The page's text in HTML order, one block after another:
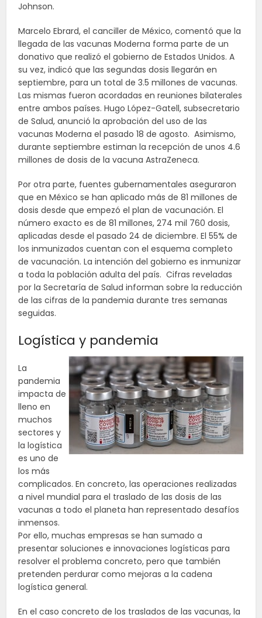
Johnson.
Marcelo Ebrard, el canciller de México, comentó que la
llegada de las vacunas Moderna forma parte de un
donativo que realizó el gobierno de Estados Unidos. A
su vez, indicó que las segundas dosis llegarán en
septiembre, para un total de 3.5 millones de vacunas.
Las mismas fueron acordadas en reuniones bilaterales
entre ambos países. Hugo López-Gatell, subsecretario
de Salud, anunció la aprobación del uso de las
vacunas Moderna el pasado 18 de agosto. Asimismo,
durante septiembre estiman la recepción de unos 4.6
millones de dosis de la vacuna AstraZeneca.
Por otra parte, fuentes gubernamentales aseguraron
que en México se han aplicado más de 81 millones de
dosis desde que empezó el plan de vacunación. El
número exacto es de 81 millones, 274 mil 760 dosis,
aplicadas desde el pasado 24 de diciembre. El 55% de
los inmunizados cuentan con el esquema completo
de vacunación. La intención del gobierno es inmunizar
a toda la población adulta del país. Cifras reveladas
por la Secretaría de Salud informan sobre la reducción
de las cifras de la pandemia durante tres semanas
seguidas.
Logística y pandemia
La
pandemia
impacta de
lleno en
muchos
sectores y
la logística
es uno de
los más
complicados. En concreto, las operaciones realizadas
a nivel mundial para el traslado de las dosis de las
vacunas a todo el planeta han representado desafíos
inmensos.
Por ello, muchas empresas se han sumado a
presentar soluciones e innovaciones logísticas para
resolver el problema concreto, pero que también
pretenden perdurar como mejoras a la cadena
logística general.
En el caso concreto de los traslados de las vacunas, la